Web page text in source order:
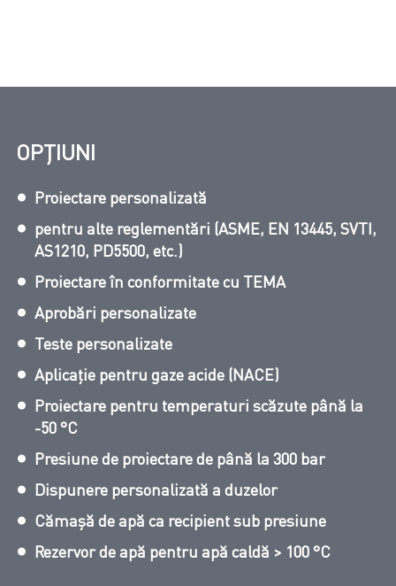
OPȚIUNI
Proiectare personalizată
pentru alte reglementări (ASME, EN 13445, SVTI,
AS1210, PD5500, etc.)
Proiectare în conformitate cu TEMA
Aprobări personalizate
Teste personalizate
Aplicație pentru gaze acide (NACE)
Proiectare pentru temperaturi scăzute până la
-50 °C
Presiune de proiectare de până la 300 bar
Dispunere personalizată a duzelor
Cămașă de apă ca recipient sub presiune
Rezervor de apă pentru apă caldă > 100 °C